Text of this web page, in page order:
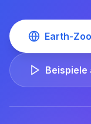
Earth-
Beispiele